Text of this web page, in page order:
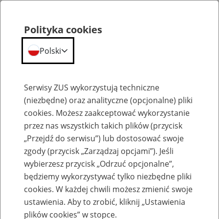
Szkolenia
Zaproś ZUS do siebie: Aktywni 50+
Polityka cookies
Polski
Serwisy ZUS wykorzystują techniczne
(niezbędne) oraz analityczne (opcjonalne) pliki
cookies. Możesz zaakceptować wykorzystanie
przez nas wszystkich takich plików (przycisk
„Przejdź do serwisu”) lub dostosować swoje
zgody (przycisk „Zarządzaj opcjami”). Jeśli
wybierzesz przycisk „Odrzuć opcjonalne”,
będziemy wykorzystywać tylko niezbędne pliki
cookies. W każdej chwili możesz zmienić swoje
ustawienia. Aby to zrobić, kliknij „Ustawienia
plików cookies” w stopce.